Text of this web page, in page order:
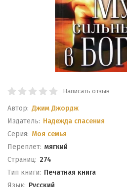
Написать отзыв
Автор: Джим Джордж
Издатель: Надежда спасения
Серия: Моя семья
Переплет: мягкий
Cтраниц: 274
Тип книги: Печатная книга
Язык: Русский